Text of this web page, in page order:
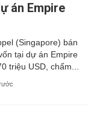
án Empire
(Singapore) bán
tại dự án Empire
triệu USD, chấm...